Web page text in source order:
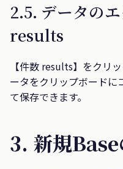
2.5. データの
results
【件数 results】をクリ
ータをクリップボードに
て保存できます。
3. 新規